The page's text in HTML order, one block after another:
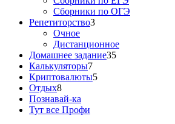
Сборники по ОГЭ
Репетиторство3
Очное
Дистанционное
Домашнее задание35
Калькуляторы7
Криптовалюты5
Отдых8
Познавай-ка
Тут все Профи